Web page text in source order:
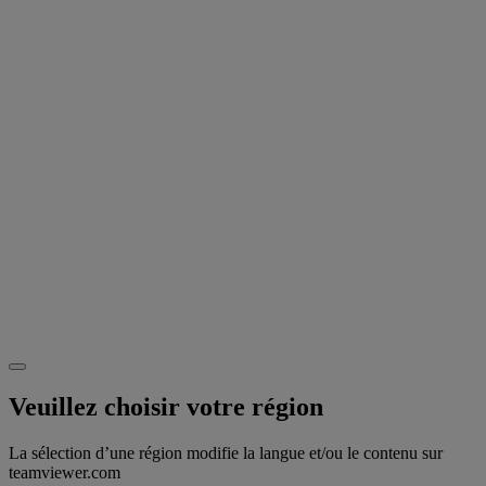
Veuillez choisir votre région
La sélection d’une région modifie la langue et/ou le contenu sur
teamviewer.com